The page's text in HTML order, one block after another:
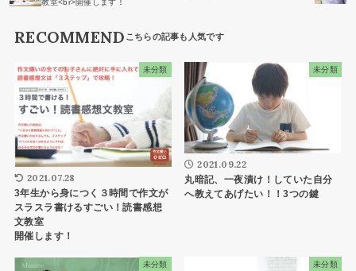
教室<br>開催します！
RECOMMEND
未分類
2021.07.28
3年生から身につく３時間で作文が
スラスラ書けるすごい！読書感想
文教室
開催します！
未分類
2021.09.22
丸暗記、一夜漬け！していた自分
へ教えてあげたい！！3つの鍵
未分類 未分類